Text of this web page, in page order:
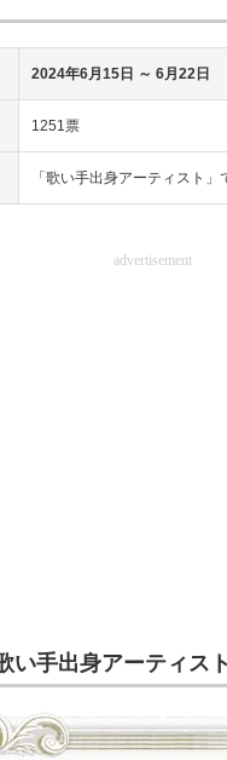
2024年6月15日 ～ 6月22日
1251票
「歌い手出身アーティスト」
advertisement
い手出身アーティス